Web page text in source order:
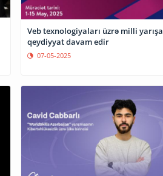
Veb texnologiyaları üzrə milli yarışa
qeydiyyat davam edir
07-05-2025